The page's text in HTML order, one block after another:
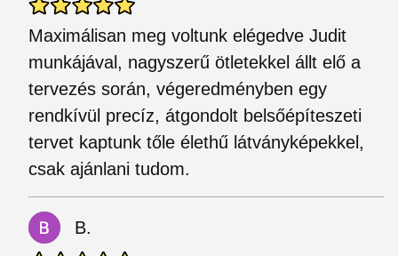
Maximálisan meg voltunk elégedve Judit
munkájával, nagyszerű ötletekkel állt elő a
tervezés során, végeredményben egy
rendkívül precíz, átgondolt belsőépíteszeti
tervet kaptunk tőle élethű látványképekkel,
csak ajánlani tudom.
B.